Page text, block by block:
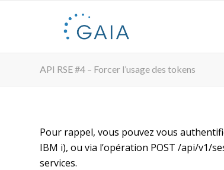
API RSE #4 – Forcer l’usage des tokens
Pour rappel, vous pouvez vous
IBM i), ou via l’opération POST /api/v1/
services.